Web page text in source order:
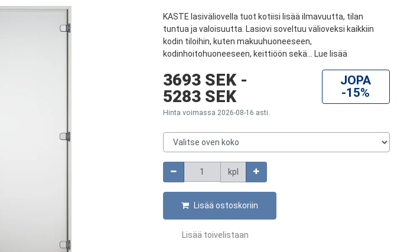
KASTE lasiväliovella tuot kotiisi lisää ilmavuutta, tilan
tuntua ja valoisuutta. Lasiovi soveltuu välioveksi kaikkiin
kodin tiloihin, kuten makuuhuoneeseen,
kodinhoitohuoneeseen, keittiöön sekä... Lue lisää
3693 SEK-
5283 SEK
JOPA
-15%
Hinta voimassa 2026-08-16 asti.
Valitse oven koko
Määrä
kpl
Lisää ostoskoriin
Lisää toivelistaan